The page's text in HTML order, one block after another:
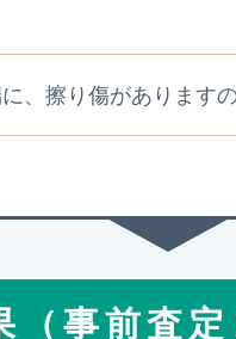
、擦り傷があります
（事前査